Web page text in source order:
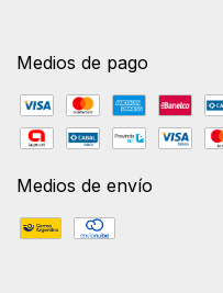
Medios de pago
Medios de envío